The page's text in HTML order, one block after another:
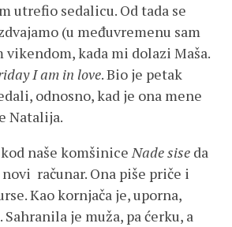
utrefio sedalicu. Od tada se
(u međuvremenu sam
vikendom, kada mi dolazi Maša.
I am in love. Bio je petak
odnosno, kad je ona mene
Natalija.
kod naše komšiniceNade sise da
računar. Ona piše priče i
Kao kornjača je, uporna,
je muža, pa ćerku, a